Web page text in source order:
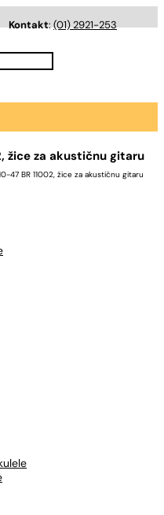
Kontakt:(01) 2921-253
žice za akustičnu gitaru
47 BR 11002, žice za akustičnu gitaru